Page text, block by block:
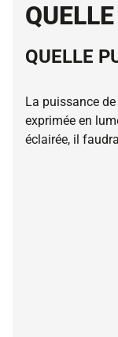
QUELLE
La puissance
exprimée en
éclairée, il